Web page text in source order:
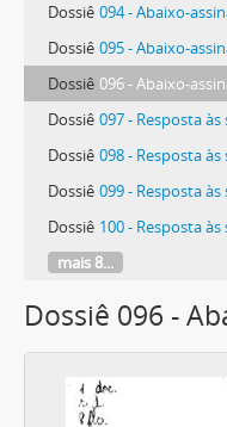
Dossiê 094 - Abaixo-
Dossiê 095 - Abaixo-
Dossiê 096 - Abaixo-
Dossiê 097 - Resposta às
Dossiê 098 - Resposta às
Dossiê 099 - Resposta às
Dossiê 100 - Resposta às
mais 8...
Dossiê 096 -